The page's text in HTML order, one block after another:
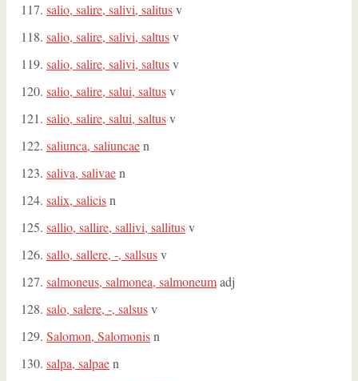
salio, salire, salivi, salitusv
salio, salire, salivi, saltusv
salio, salire, salivi, saltusv
salio, salire, salui, saltusv
salio, salire, salui, saltusv
saliunca, saliuncaen
saliva, salivaen
salix, salicisn
sallio, sallire, sallivi, sallitusv
sallo, sallere, -, sallsusv
salmoneus, salmonea, salmoneumadj
salo, salere, -, salsusv
Salomon, Salomonisn
salpa, salpaen